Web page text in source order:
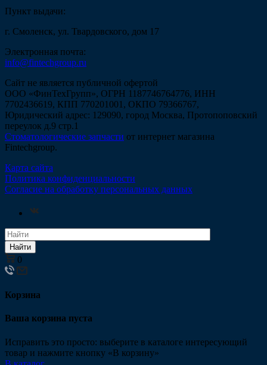
Пункт выдачи:
г. Смоленск, ул. Твардовского, дом 17
Электронная почта:
info@fintechgroup.ru
Сайт не является публичной офертой
ООО «ФинТехГрупп», ОГРН 1187746764776, ИНН
7702436619, КПП 770201001, ОКПО 79366767,
Юридический адрес: 129090, город Москва, Протопоповский
переулок д.9 стр.1
Стоматологические запчасти от интернет магазина
Fintechgroup.
Карта сайта
Политика конфиденциальности
Согласие на обработку персональных данных
Найти
0
Корзина
Ваша корзина пуста
Исправить это просто: выберите в каталоге интересующий
товар и нажмите кнопку «В корзину»